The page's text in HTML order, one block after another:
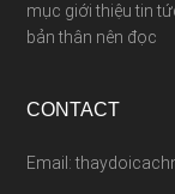
mục giới thiệu tin
bản thân nên đọc
CONTACT
Email: